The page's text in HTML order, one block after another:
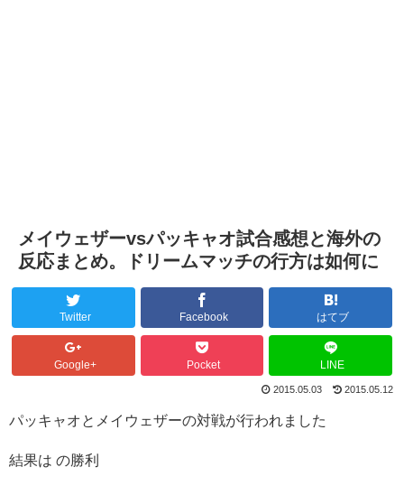
メイウェザーvsパッキャオ試合感想と海外の
反応まとめ。ドリームマッチの行方は如何に
Twitter Facebook はてブ
Google+ Pocket LINE
2015.05.03 2015.05.12
パッキャオとメイウェザーの対戦が行われました
結果は の勝利